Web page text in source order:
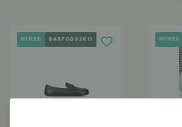
NYHED BARFODSSKO NYHED